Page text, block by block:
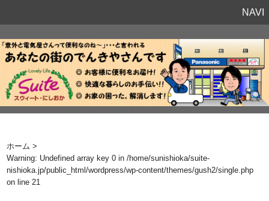
NAVI
ホーム >
Warning: Undefined array key 0 in/home/sunishioka/suite-
nishioka.jp/public_html/wordpress/wp-content/themes/gush2/single.php
on line21